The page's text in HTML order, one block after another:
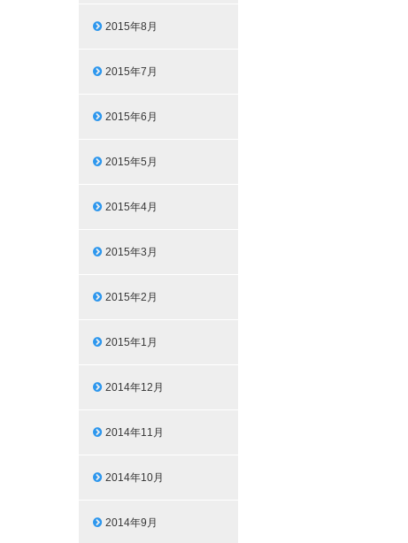
2015年8月
2015年7月
2015年6月
2015年5月
2015年4月
2015年3月
2015年2月
2015年1月
2014年12月
2014年11月
2014年10月
2014年9月